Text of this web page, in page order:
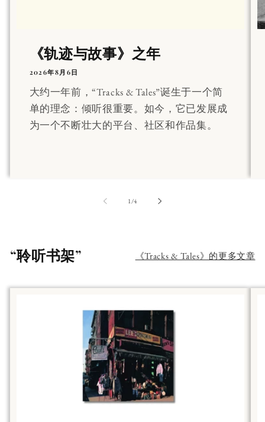
《轨迹与故事》之年
2026年8月6日
大约一年前，“Tracks & Tales”诞生于一个简
单的理念：倾听很重要。如今，它已发展成
为一个不断壮大的平台、社区和作品集。
1/第
4
“聆听书架” 《Tracks & Tales》的更多文章